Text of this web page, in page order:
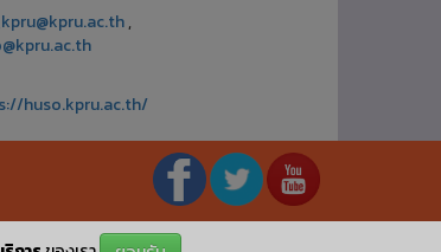
,
huso.kpru.ac.th/